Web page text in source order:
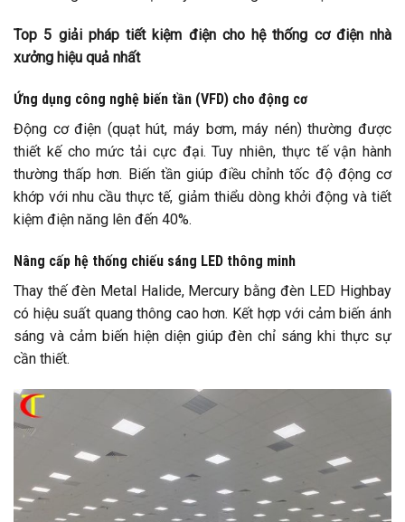
Top 5 giải pháp tiết kiệm điện cho hệ thống cơ điện nhà
xưởng hiệu quả nhất
Ứng dụng công nghệ biến tần (VFD) cho động cơ
Động cơ điện (quạt hút, máy bơm, máy nén) thường được
thiết kế cho mức tải cực đại. Tuy nhiên, thực tế vận hành
thường thấp hơn. Biến tần giúp điều chỉnh tốc độ động cơ
khớp với nhu cầu thực tế, giảm thiểu dòng khởi động và tiết
kiệm điện năng lên đến 40%.
Nâng cấp hệ thống chiếu sáng LED thông minh
Thay thế đèn Metal Halide, Mercury bằng đèn LED Highbay
có hiệu suất quang thông cao hơn. Kết hợp với cảm biến ánh
sáng và cảm biến hiện diện giúp đèn chỉ sáng khi thực sự
cần thiết.